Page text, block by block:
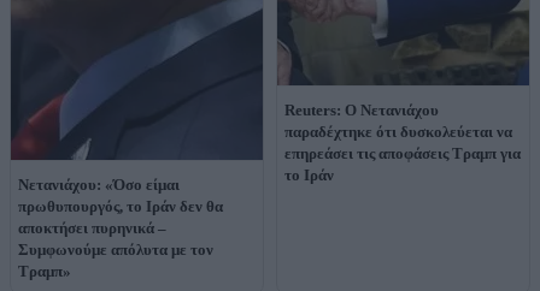
Νετανιάχου: «Όσο είμαι
πρωθυπουργός, το Ιράν δεν θα
αποκτήσει πυρηνικά –
Συμφωνούμε απόλυτα με τον
Τραμπ»
Reuters: Ο Νετανιάχου
παραδέχτηκε ότι δυσκολεύεται να
επηρεάσει τις αποφάσεις Τραμπ για
το Ιράν